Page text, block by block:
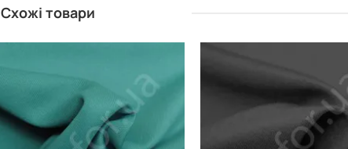
Схожі товари